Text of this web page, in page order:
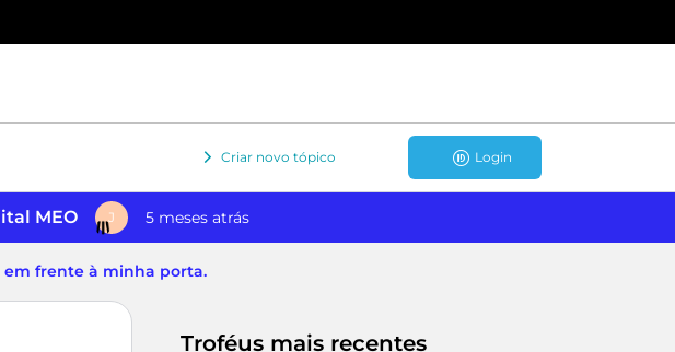
Criar novo tópico Login
MEO J 5 meses atrás
em frente à minha porta.
Troféus mais recentes